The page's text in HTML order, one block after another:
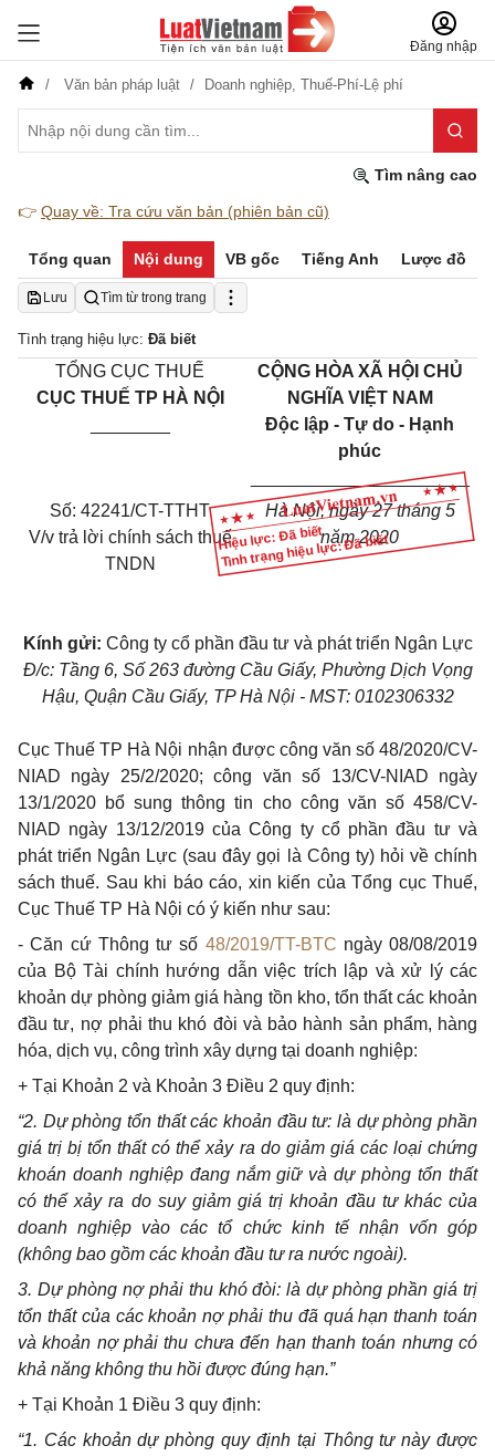
Đăng nhập
Văn bản pháp luật Doanh nghiệp, Thuế-Phí-Lệ phí
Tìm nâng cao
👉 Quay về: Tra cứu văn bản (phiên bản cũ)
Tổng quan Nội dung VB gốc Tiếng Anh Lược đồ
Lưu Tìm từ trong trang
Tình trạng hiệu lực: Đã biết
Hiệu lực: Đã biết
Tình trạng hiệu lực: Đã biết
TỔNG CỤC THUẾ
CỤC THUẾ TP HÀ NỘI
CỘNG HÒA XÃ HỘI CHỦ
NGHĨA VIỆT NAM
Độc lập - Tự do - Hạnh
phúc
______________________
Số: 42241/CT-TTHT
V/v trả lời chính sách thuế
TNDN
Hà Nội, ngày 27 tháng 5
năm 2020
Kính gửi: Công ty cổ phần đầu tư và phát triển Ngân Lực
Đ/c: Tầng 6, Số 263 đường Cầu Giấy, Phường Dịch Vọng
Hậu, Quận Cầu Giấy, TP Hà Nội - MST: 0102306332
Cục Thuế TP Hà Nội nhận được công văn số 48/2020/CV-
NIAD ngày 25/2/2020; công văn số 13/CV-NIAD ngày
13/1/2020 bổ sung thông tin cho công văn số 458/CV-
NIAD ngày 13/12/2019 của Công ty cổ phần đầu tư và
phát triển Ngân Lực (sau đây gọi là Công ty) hỏi về chính
sách thuế. Sau khi báo cáo, xin kiến của Tổng cục Thuế,
Cục Thuế TP Hà Nội có ý kiến như sau:
- Căn cứ Thông tư số 48/2019/TT-BTC ngày 08/08/2019
của Bộ Tài chính hướng dẫn việc trích lập và xử lý các
khoản dự phòng giảm giá hàng tồn kho, tổn thất các khoản
đầu tư, nợ phải thu khó đòi và bảo hành sản phẩm, hàng
hóa, dịch vụ, công trình xây dựng tại doanh nghiệp:
+ Tại Khoản 2 và Khoản 3 Điều 2 quy định:
“2. Dự phòng tổn thất các khoản đầu tư: là dự phòng phần
giá trị bị tổn thất có thể xảy ra do giảm giá các loại chứng
khoán doanh nghiệp đang nắm giữ và dự phòng tổn thất
có thể xảy ra do suy giảm giá trị khoản đầu tư khác của
doanh nghiệp vào các tổ chức kinh tế nhận vốn góp
(không bao gồm các khoản đầu tư ra nước ngoài).
3. Dự phòng nợ phải thu khó đòi: là dự phòng phần giá trị
tổn thất của các khoản nợ phải thu đã quá hạn thanh toán
và khoản nợ phải thu chưa đến hạn thanh toán nhưng có
khả năng không thu hồi được đúng hạn.”
+ Tại Khoản 1 Điều 3 quy định:
“1. Các khoản dự phòng quy định tại Thông tư này được